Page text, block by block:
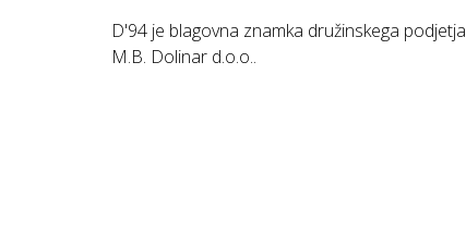
D'94 je blagovna znamka družinskega podjetja
M.B. Dolinar d.o.o..